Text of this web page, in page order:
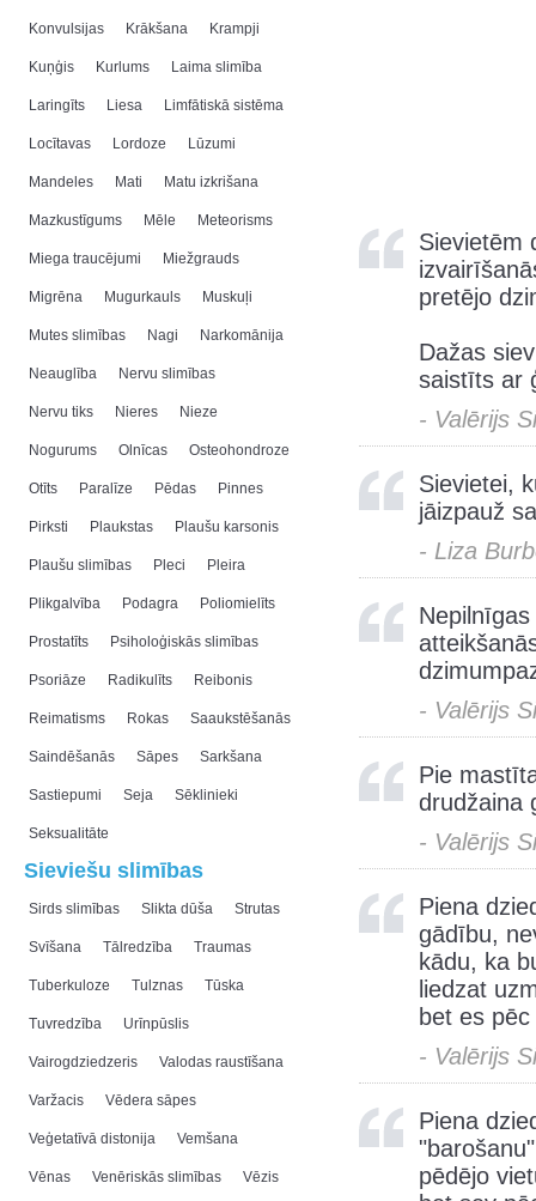
Konvulsijas Krākšana Krampji
Kuņģis Kurlums Laima slimība
Laringīts Liesa Limfātiskā sistēma
Locītavas Lordoze Lūzumi
Mandeles Mati Matu izkrišana
Mazkustīgums Mēle Meteorisms
Miega traucējumi Miežgrauds
Migrēna Mugurkauls Muskuļi
Mutes slimības Nagi Narkomānija
Neauglība Nervu slimības
Nervu tiks Nieres Nieze
Nogurums Olnīcas Osteohondroze
Otīts Paralīze Pēdas Pinnes
Pirksti Plaukstas Plaušu karsonis
Plaušu slimības Pleci Pleira
Plikgalvība Podagra Poliomielīts
Prostatīts Psiholoģiskās slimības
Psoriāze Radikulīts Reibonis
Reimatisms Rokas Saaukstēšanās
Saindēšanās Sāpes Sarkšana
Sastiepumi Seja Sēklinieki
Seksualitāte
Sieviešu slimības
Sirds slimības Slikta dūša Strutas
Svīšana Tālredzība Traumas
Tuberkuloze Tulznas Tūska
Tuvredzība Urīnpūslis
Vairogdziedzeris Valodas raustīšana
Varžacis Vēdera sāpes
Veģetatīvā distonija Vemšana
Vēnas Venēriskās slimības Vēzis
Sievietēm
pretējo
Dažas
saistīts ar
- Valērijs
Sievietei,
jāizpauž
- Liza
- Valērijs
Pie
drudžaina
- Valērijs
Piena
gādību,
kādu, ka
liedzat
bet es
- Valērijs
Piena
pēdējo